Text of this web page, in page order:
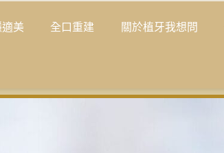
美 全口重建 關於植牙我想問